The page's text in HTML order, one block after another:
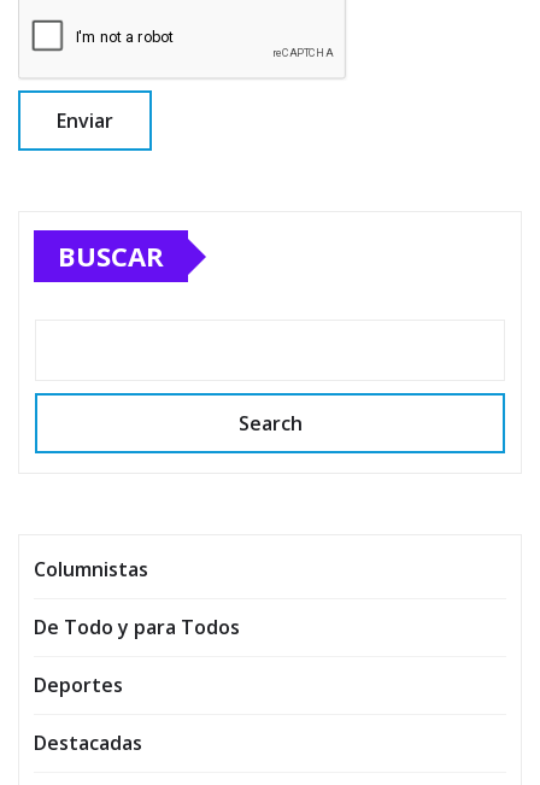
BUSCAR
Search
Columnistas
De Todo y para Todos
Deportes
Destacadas